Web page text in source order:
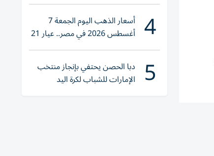
4 أسعار الذهب اليوم الجمعة 7
أغسطس 2026 في مصر.. عيار 21
يقترب من هذا الرقم
5 دبا الحصن يحتفي بإنجاز منتخب
الإمارات للشباب لكرة اليد